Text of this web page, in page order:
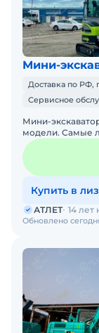
Мини-
Доставка по РФ,
Сервисное
Мини-
модели. Самые
производителя
Купить в
Обновлено
АТЛЕТ 14 лет